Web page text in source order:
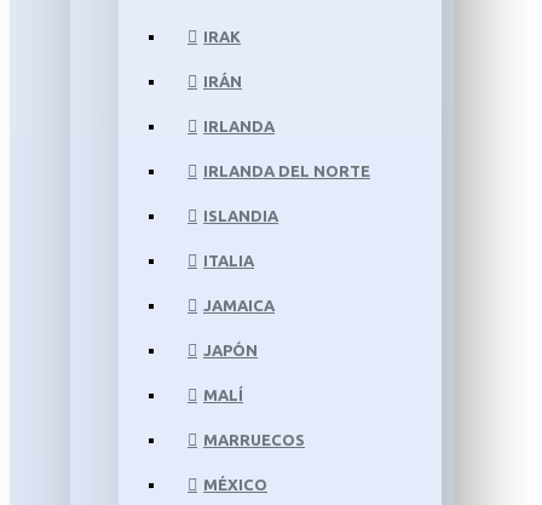
IRAK
IRÁN
IRLANDA
IRLANDA DEL NORTE
ISLANDIA
ITALIA
JAMAICA
JAPÓN
MALÍ
MARRUECOS
MÉXICO